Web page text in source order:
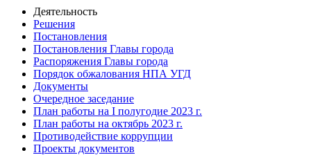
Деятельность
Решения
Постановления
Постановления Главы города
Распоряжения Главы города
Порядок обжалования НПА УГД
Документы
Очередное заседание
План работы на I полугодие 2023 г.
План работы на октябрь 2023 г.
Противодействие коррупции
Проекты документов